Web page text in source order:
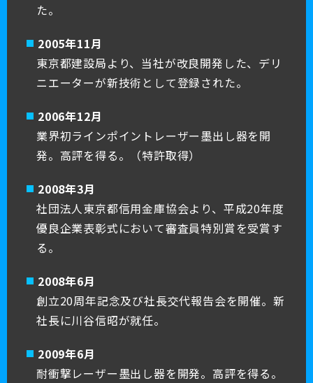
た。
2005年11月
東京都建設局より、当社が改良開発した、デリ
ニエーターが新技術として登録された。
2006年12月
業界初ラインポイントレーザー墨出し器を開
発。高評を得る。（特許取得）
2008年3月
社団法人東京都信用金庫協会より、平成20年度
優良企業表彰式において審査員特別賞を受賞す
る。
2008年6月
創立20周年記念及び社長交代報告会を開催。新
社長に川谷信昭が就任。
2009年6月
耐衝撃レーザー墨出し器を開発。高評を得る。